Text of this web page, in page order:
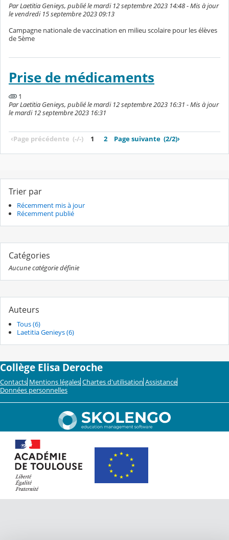
Par Laetitia Genieys, publié le mardi 12 septembre 2023 14:48 - Mis à jour
le vendredi 15 septembre 2023 09:13
Campagne nationale de vaccination en milieu scolaire pour les élèves
de 5ème
Prise de médicaments
1
Par Laetitia Genieys, publié le mardi 12 septembre 2023 16:31 - Mis à jour
le mardi 12 septembre 2023 16:31
‹Page précédente (-/-) 1 2 Page suivante (2/2)›
Trier par
Récemment mis à jour
Récemment publié
Catégories
Aucune catégorie définie
Auteurs
Tous (6)
Laetitia Genieys (6)
Collège Elisa Deroche
Contacts Mentions légales Chartes d'utilisation Assistance
Données personnelles